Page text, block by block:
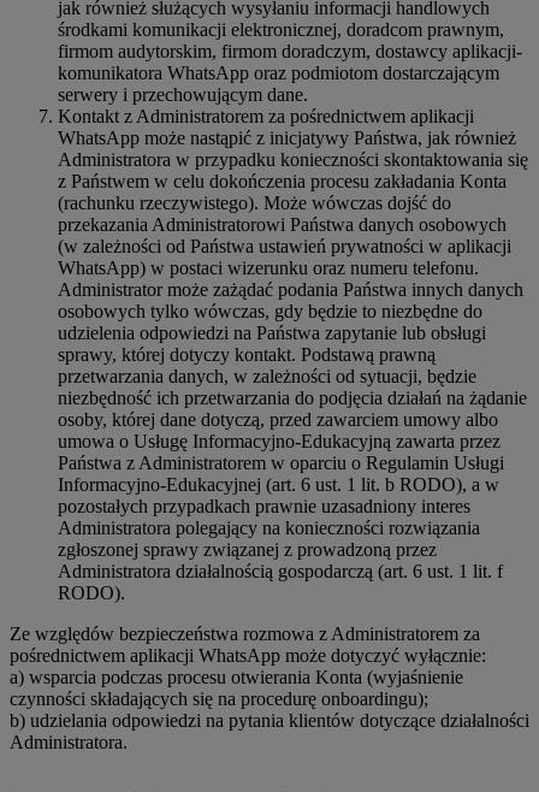
jak również służących wysyłaniu informacji handlowych
środkami komunikacji elektronicznej, doradcom prawnym,
firmom audytorskim, firmom doradczym, dostawcy aplikacji-
komunikatora WhatsApp oraz podmiotom dostarczającym
serwery i przechowującym dane.
Kontakt z Administratorem za pośrednictwem aplikacji
WhatsApp może nastąpić z inicjatywy Państwa, jak również
Administratora w przypadku konieczności skontaktowania się
z Państwem w celu dokończenia procesu zakładania Konta
(rachunku rzeczywistego). Może wówczas dojść do
przekazania Administratorowi Państwa danych osobowych
(w zależności od Państwa ustawień prywatności w aplikacji
WhatsApp) w postaci wizerunku oraz numeru telefonu.
Administrator może zażądać podania Państwa innych danych
osobowych tylko wówczas, gdy będzie to niezbędne do
udzielenia odpowiedzi na Państwa zapytanie lub obsługi
sprawy, której dotyczy kontakt. Podstawą prawną
przetwarzania danych, w zależności od sytuacji, będzie
niezbędność ich przetwarzania do podjęcia działań na żądanie
osoby, której dane dotyczą, przed zawarciem umowy albo
umowa o Usługę Informacyjno-Edukacyjną zawarta przez
Państwa z Administratorem w oparciu o Regulamin Usługi
Informacyjno-Edukacyjnej (art. 6 ust. 1 lit. b RODO), a w
pozostałych przypadkach prawnie uzasadniony interes
Administratora polegający na konieczności rozwiązania
zgłoszonej sprawy związanej z prowadzoną przez
Administratora działalnością gospodarczą (art. 6 ust. 1 lit. f
RODO).
Ze względów bezpieczeństwa rozmowa z Administratorem za
pośrednictwem aplikacji WhatsApp może dotyczyć wyłącznie:
a) wsparcia podczas procesu otwierania Konta (wyjaśnienie
czynności składających się na procedurę onboardingu);
b) udzielania odpowiedzi na pytania klientów dotyczące działalności
Administratora.